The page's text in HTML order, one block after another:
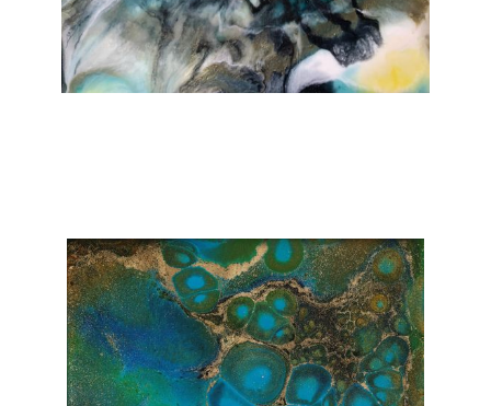
Janka Stemmle
Lucent
2022